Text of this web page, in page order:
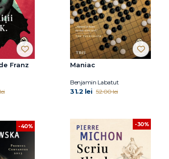
Franz
Maniac
Benjamin Labatut
31.2 lei 52.00 lei
-40% -30%